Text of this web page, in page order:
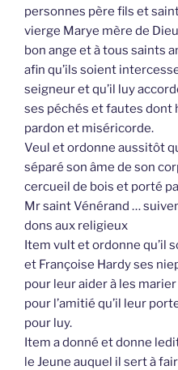
personnes père fils et
vierge Marye mère de
bon ange et à tous saints
afin qu’ils soient
seigneur et qu’il luy
ses péchés et fautes dont
pardon et miséricorde.
Veul et ordonne aussitôt
séparé son âme de son
cercueil de bois et porté
Mr saint Vénérand …
dons aux religieux
Item vult et ordonne qu’il
et Françoise Hardy ses
pour leur aider à les
pour l’amitié qu’il leur
pour luy.
Item a donné et donne
le Jeune auquel il sert à